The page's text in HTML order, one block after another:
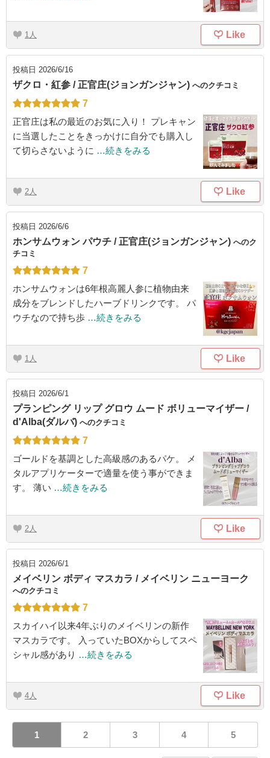
1 Like
投稿日 2026/6/16
ザクロ・紅参 / 正官庄(ジョンガンジャン) へのクチコミ
7
正官庄は私の最近のお気に入り！ プレキャン
に当選したことをきっかけに自分でも購入し
て切らさないように …続きをみる
2 Like
投稿日 2026/6/6
ホンサムウォン パウチ / 正官庄(ジョンガンジャン) へのク
チコミ
7
ホンサムウォンは6年根高麗人参に植物由来
成分をブレンドしたハーブドリンクです。 パ
ウチなので持ち歩 …続きをみる
1 Like
投稿日 2026/6/1
プランピング リップ グロウ ムード ボリューマイザー /
d'Alba(ダルバ) へのクチコミ
7
ゴールドを基調とした高級感のあるパケ。 メ
タルアプリケーターで適量を使う事ができま
す。 薄い …続きをみる
2 Like
投稿日 2026/6/1
メイベリン ボディ マスカラ / メイベリン ニューヨーク
へのクチコミ
7
スカイハイ以来4年ぶりのメイベリンの新作
マスカラです。 入っていたBOXからしてスペ
シャル感があり …続きをみる
4 Like
1 2 3 4 5